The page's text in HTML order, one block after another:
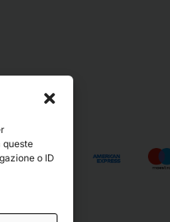
queste
o ID